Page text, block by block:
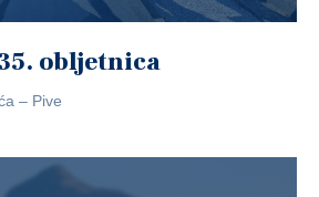
obljetnica
– Pive